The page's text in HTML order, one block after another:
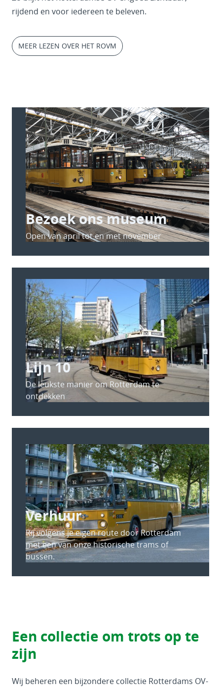
rijdend en voor iedereen te beleven.
MEER LEZEN OVER HET ROVM
Bezoek ons museum
Open van april tot en met november
Lijn 10
De leukste manier om Rotterdam te
ontdekken
Verhuur
Rij volgens je eigen route door Rotterdam
met een van onze historische trams of
bussen.
Een collectie om trots op te
zijn
Wij beheren een bijzondere collectie Rotterdams OV-